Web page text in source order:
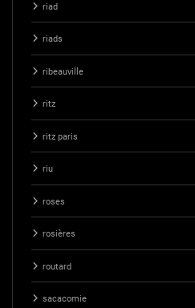
riad
riads
ribeauville
ritz
ritz paris
riu
roses
rosières
routard
sacacomie